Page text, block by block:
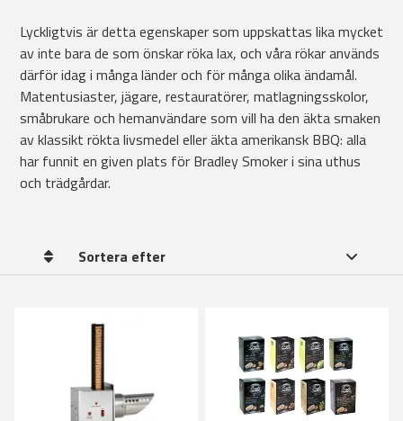
Lyckligtvis är detta egenskaper som uppskattas lika mycket
av inte bara de som önskar röka lax, och våra rökar används
därför idag i många länder och för många olika ändamål.
Matentusiaster, jägare, restauratörer, matlagningsskolor,
småbrukare och hemanvändare som vill ha den äkta smaken
av klassikt rökta livsmedel eller äkta amerikansk BBQ: alla
har funnit en given plats för Bradley Smoker i sina uthus
och trädgårdar.
Sortera efter